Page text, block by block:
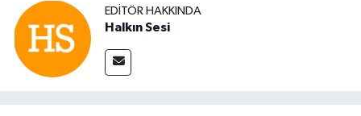
EDITÖR HAKKINDA
Halkın Sesi